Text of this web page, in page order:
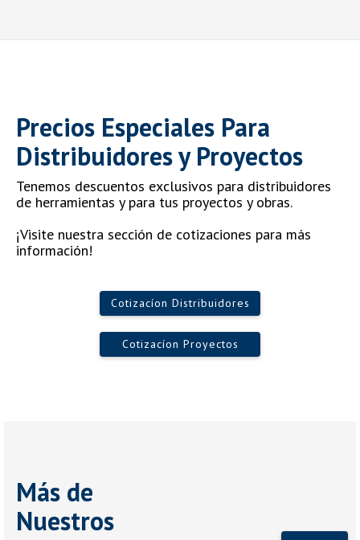
Precios Especiales Para
Distribuidores y Proyectos
Tenemos descuentos exclusivos para distribuidores
de herramientas y para tus proyectos y obras.
¡Visite nuestra sección de cotizaciones para más
información!
Cotizacíon Distribuidores
Cotizacíon Proyectos
Más de
Nuestros